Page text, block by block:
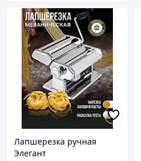
Лапшерезка ручная
Элегант